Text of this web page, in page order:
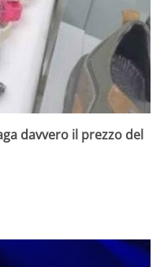
davvero il prezzo del